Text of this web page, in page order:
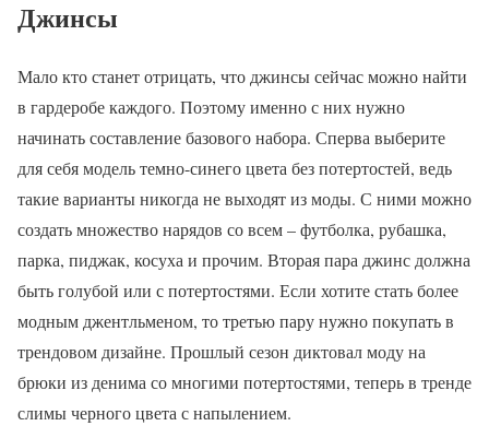
Джинсы
Мало кто станет отрицать, что джинсы сейчас можно найти
в гардеробе каждого. Поэтому именно с них нужно
начинать составление базового набора. Сперва выберите
для себя модель темно-синего цвета без потертостей, ведь
такие варианты никогда не выходят из моды. С ними можно
создать множество нарядов со всем – футболка, рубашка,
парка, пиджак, косуха и прочим. Вторая пара джинс должна
быть голубой или с потертостями. Если хотите стать более
модным джентльменом, то третью пару нужно покупать в
трендовом дизайне. Прошлый сезон диктовал моду на
брюки из денима со многими потертостями, теперь в тренде
слимы черного цвета с напылением.